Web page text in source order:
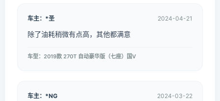
车主：*圣 2024-04-21
除了油耗稍微有点高，其他都满意
车型：2019款 270T 自动豪华版（七座）国V
车主：*NG 2024-03-22